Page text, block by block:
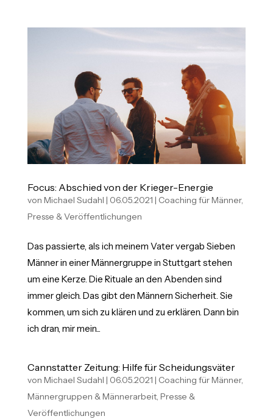
Focus: Abschied von der Krieger-Energie
von Michael Sudahl | 06.05.2021 | Coaching für Männer,
Presse & Veröffentlichungen
Das passierte, als ich meinem Vater vergab Sieben
Männer in einer Männergruppe in Stuttgart stehen
um eine Kerze. Die Rituale an den Abenden sind
immer gleich. Das gibt den Männern Sicherheit. Sie
kommen, um sich zu klären und zu erklären. Dann bin
ich dran, mir mein...
Cannstatter Zeitung: Hilfe für Scheidungsväter
von Michael Sudahl | 06.05.2021 | Coaching für Männer,
Männergruppen & Männerarbeit, Presse &
Veröffentlichungen